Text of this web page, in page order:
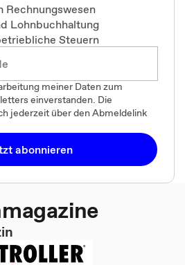
Rechnungswesen
Lohnbuchhaltung
Steuern
meiner Daten zum
einverstanden. Die
jederzeit über den Abmeldelink
abonnieren